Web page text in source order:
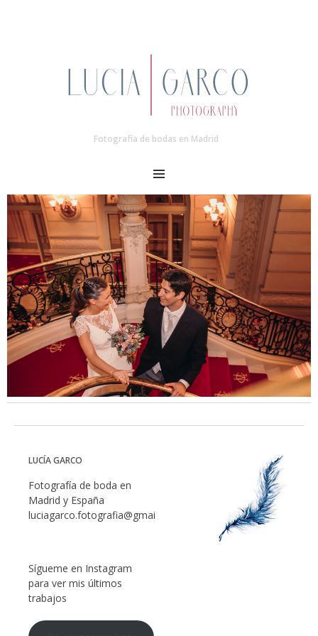
Fotografía de bodas en Madrid
MENU
LUCÍA GARCO
Fotografía de boda en
Madrid y España
luciagarco.fotografia@gmail.com
Sígueme en Instagram
para ver mis últimos
trabajos